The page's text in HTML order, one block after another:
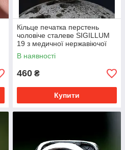
Кільце печатка перстень
чоловіче сталеве SIGILLUM
19 з медичної нержавіючої
сталі з Рунами
В наявності
460 ₴
Купити